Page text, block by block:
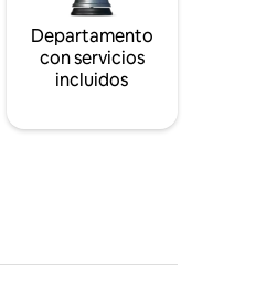
Departamento
con servicios
incluidos